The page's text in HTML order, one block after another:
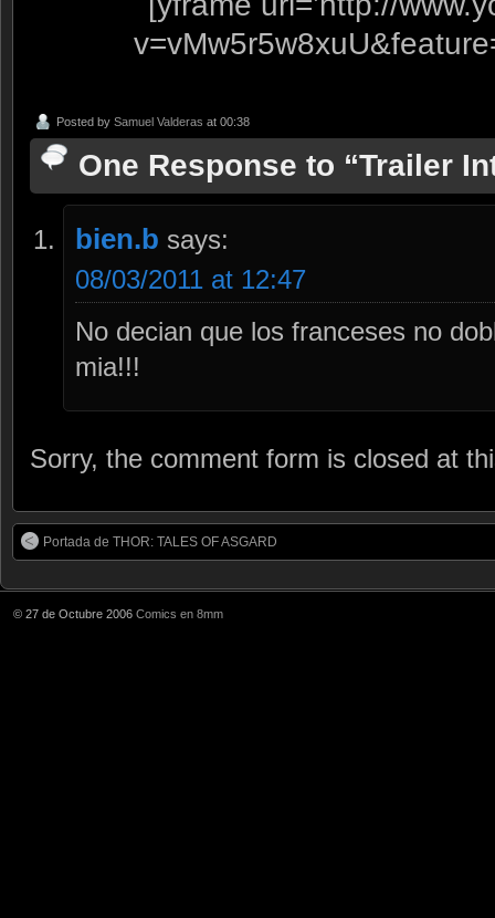
Posted by Samuel Valderas at 00:38
One Response to “Trailer
bien.b says:
08/03/2011 at 12:47
No decian que los franceses no
mia!!!
Sorry, the comment form is closed at
Portada de THOR: TALES OF ASGARD
© 27 de Octubre 2006 Comics en 8mm